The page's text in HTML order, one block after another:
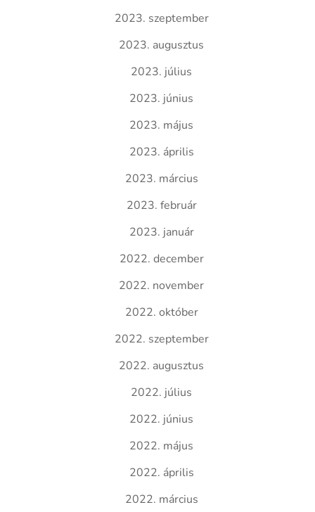
2023. szeptember
2023. augusztus
2023. július
2023. június
2023. május
2023. április
2023. március
2023. február
2023. január
2022. december
2022. november
2022. október
2022. szeptember
2022. augusztus
2022. július
2022. június
2022. május
2022. április
2022. március